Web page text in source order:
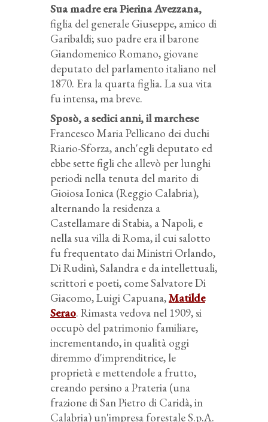
Sua madre era Pierina Avezzana,
figlia del generale Giuseppe, amico di
Garibaldi; suo padre era il barone
Giandomenico Romano, giovane
deputato del parlamento italiano nel
1870. Era la quarta figlia. La sua vita
fu intensa, ma breve.
Sposò, a sedici anni, il marchese
Francesco Maria Pellicano dei duchi
Riario-Sforza, anch'egli deputato ed
ebbe sette figli che allevò per lunghi
periodi nella tenuta del marito di
Gioiosa Ionica (Reggio Calabria),
alternando la residenza a
Castellamare di Stabia, a Napoli, e
nella sua villa di Roma, il cui salotto
fu frequentato dai Ministri Orlando,
Di Rudinì, Salandra e da intellettuali,
scrittori e poeti, come Salvatore Di
Giacomo, Luigi Capuana,Matilde
Serao. Rimasta vedova nel 1909, si
occupò del patrimonio familiare,
incrementando, in qualità oggi
diremmo d'imprenditrice, le
proprietà e mettendole a frutto,
creando persino a Prateria (una
frazione di San Pietro di Caridà, in
Calabria) un'impresa forestale S.p.A.